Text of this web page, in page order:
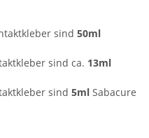
sind 50ml
sind ca. 13ml
sind 5ml Sabacure